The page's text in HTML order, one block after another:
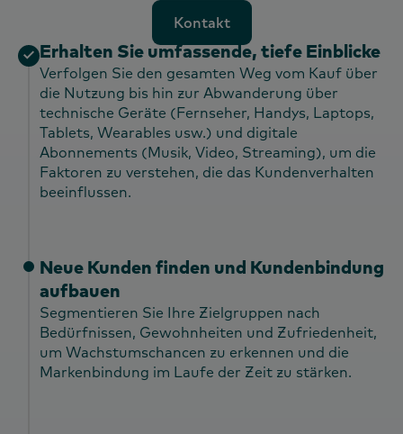
Kontakt
Kontakt
Erhalten Sie umfassende, tiefe Einblicke
Verfolgen Sie den gesamten Weg vom Kauf über
die Nutzung bis hin zur Abwanderung über
technische Geräte (Fernseher, Handys, Laptops,
Tablets, Wearables usw.) und digitale
Abonnements (Musik, Video, Streaming), um die
Faktoren zu verstehen, die das Kundenverhalten
beeinflussen.
Neue Kunden finden und Kundenbindung
aufbauen
Segmentieren Sie Ihre Zielgruppen nach
Bedürfnissen, Gewohnheiten und Zufriedenheit,
um Wachstumschancen zu erkennen und die
Markenbindung im Laufe der Zeit zu stärken.